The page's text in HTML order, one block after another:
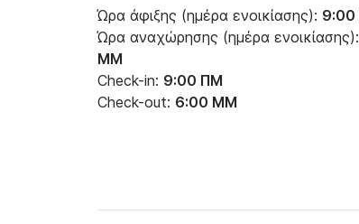
Ώρα άφιξης (ημέρα ενοικίασης):
Ώρα αναχώρησης (ημέρα ενοικίασης):
ΜΜ
Check-in: 9:00 ΠΜ
Check-out: 6:00 ΜΜ